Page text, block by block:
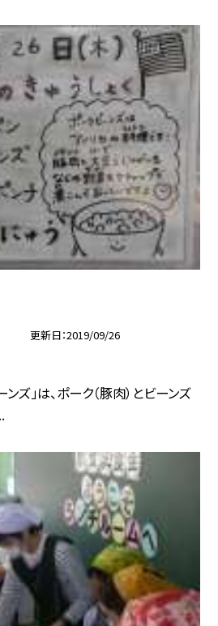
更新日 2019/09/26
ズ」は、ポーク（豚肉）とビーンズ